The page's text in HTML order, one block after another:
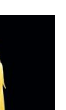
esto no
recetas
está en
y esta